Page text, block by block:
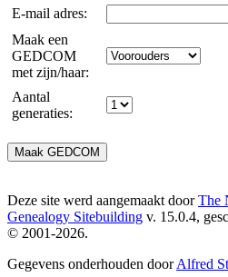
E-mail adres:
Maak een
GEDCOM
met zijn/haar:
Aantal
generaties:
Deze site werd aangemaakt doorThe
Genealogy Sitebuilding v. 15.0.4,
© 2001-2026.
Gegevens onderhouden doorAlfred